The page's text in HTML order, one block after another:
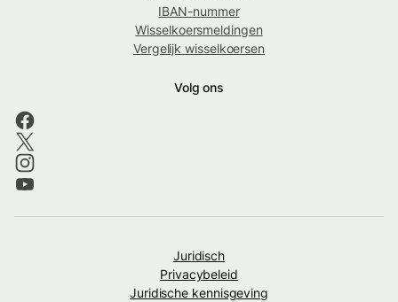
IBAN-nummer
Wisselkoersmeldingen
Vergelijk wisselkoersen
Volg ons
Juridisch
Privacybeleid
Juridische kennisgeving